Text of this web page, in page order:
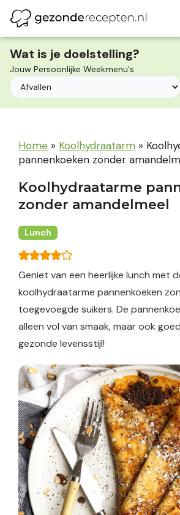
naar
de
inhoud
Wat is je doelstelling?
Jouw Persoonlijke Weekmenu's
Home » Koolhydraatarm »
pannenkoeken zonder
Koolhydraatarme
zonder amandelmeel
Lunch
Geniet van een heerlijke lunch met
koolhydraatarme pannenkoeken
toegevoegde suikers. De
alleen vol van smaak, maar ook
gezonde levensstijl!